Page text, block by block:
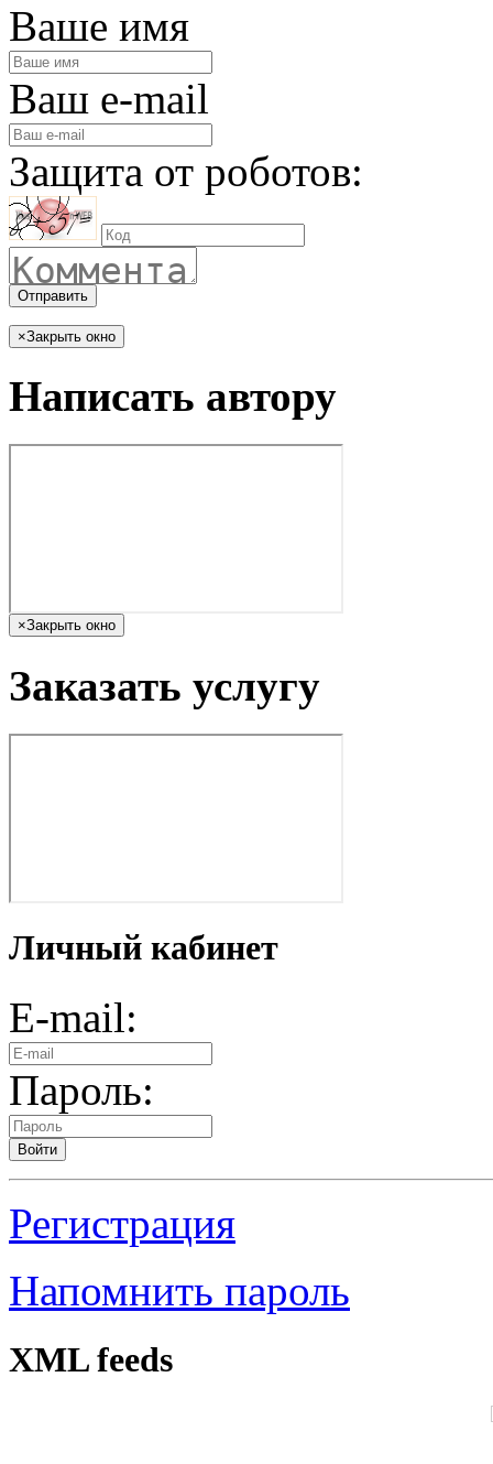
Ваше имя
Ваш e-mail
Защита от роботов:
Отправить
×Закрыть окно
Написать автору
×Закрыть окно
Заказать услугу
Личный кабинет
E-mail:
Пароль:
Войти
Регистрация
Напомнить пароль
XML feeds